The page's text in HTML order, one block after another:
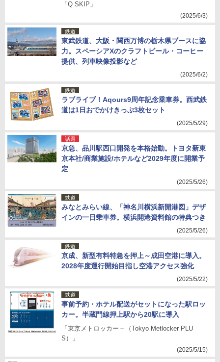
「Q SKIP」
(2025/6/3)
鉄道
東武鉄道、大阪・関西万博の栃木県ブースに協
力。スペーシアXのクラフトビール・コーヒー
提供、列車映像投影など
(2025/6/2)
鉄道
ラブライブ！Aqours9周年記念乗車券。西武鉄
道は1日おでかけきっぷ3枚セット
(2025/5/29)
話題
京急、品川駅西口開発を本格始動。トヨタ新東
京本社/商業施設/ホテルなど2029年度に開業予
定
(2025/5/26)
鉄道
みなとみらい線、「神名川横浜新開港図」デザ
インの一日乗車券。横浜開港資料館の特典つき
(2025/5/26)
鉄道
京成、新型有料特急を押上～成田空港に導入。
2028年度運行開始目指し空港アクセス強化
(2025/5/22)
鉄道
事前予約・ホテル配送がセットになった駅ロッ
カー。半蔵門線押上駅から20駅に導入
「東京メトロッカー＋（Tokyo Metlocker PLU
S）」
(2025/5/15)